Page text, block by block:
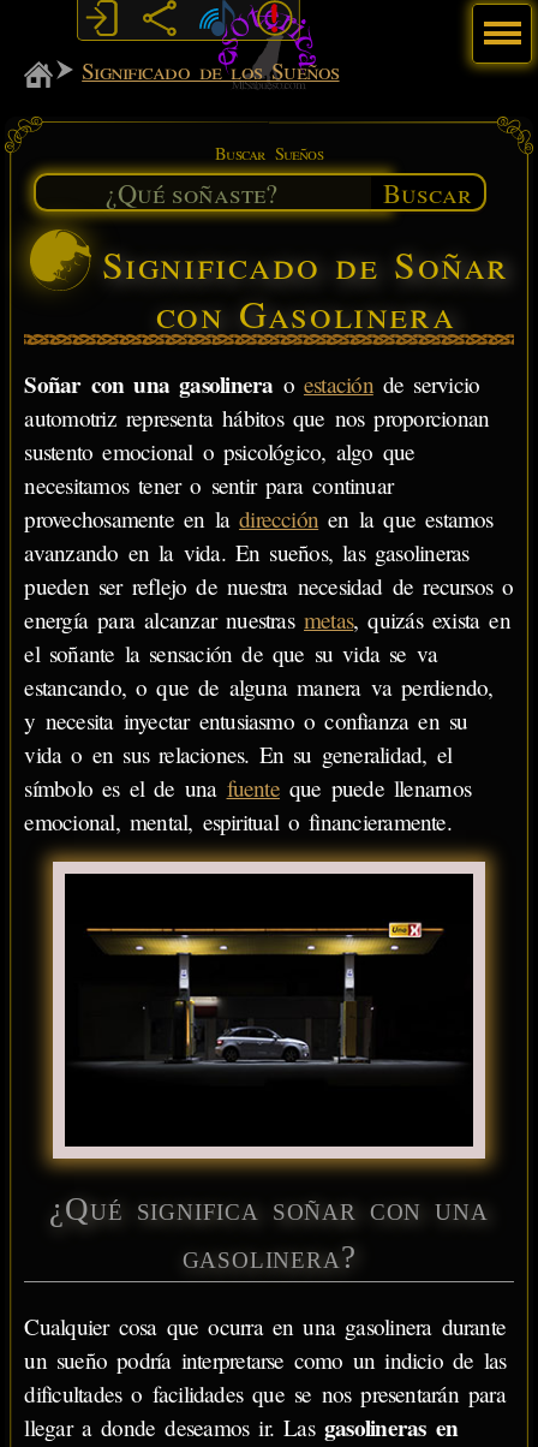
MiSabueso
Significado de los Sueños
Buscar Sueños
Buscar
Significado de Soñar
con Gasolinera
Soñar con una gasolinera o estaciónde servicio
automotriz representa hábitos que nos proporcionan
sustento emocional o psicológico, algo que
necesitamos tener o sentir para continuar
provechosamente en ladirección en la que estamos
avanzando en la vida. En sueños, las gasolineras
pueden ser reflejo de nuestra necesidad de recursos o
energía para alcanzar nuestrasmetas, quizás exista en
el soñante la sensación de que su vida se va
estancando, o que de alguna manera va perdiendo,
y necesita inyectar entusiasmo o confianza en su
vida o en sus relaciones. En su generalidad, el
símbolo es el de una fuenteque puede llenarnos
emocional, mental, espiritual o financieramente.
¿Qué significa soñar con una
gasolinera?
Cualquier cosa que ocurra en una gasolinera durante
un sueño podría interpretarse como un indicio de las
dificultades o facilidades que se nos presentarán para
llegar a donde deseamos ir. Las gasolineras en
Menú